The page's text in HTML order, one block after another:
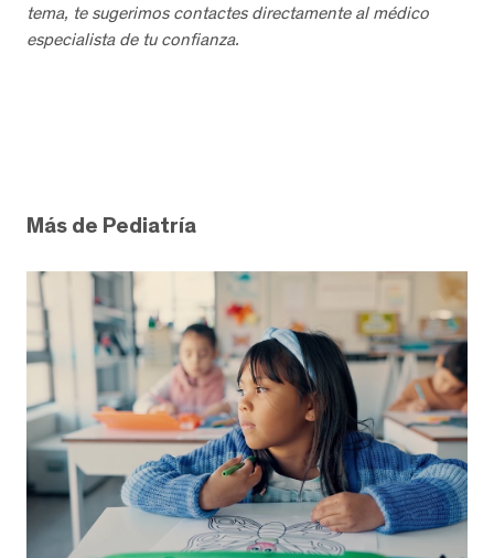
tema, te sugerimos contactes directamente al médico
especialista de tu confianza.
Más de Pediatría